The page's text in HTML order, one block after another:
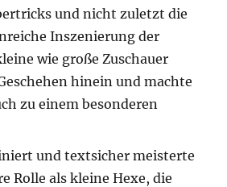
und nicht zuletzt die
Inszenierung der
wie große Zuschauer
hinein und machte
zu einem besonderen
und textsicher meisterte
Rolle als kleine Hexe, die